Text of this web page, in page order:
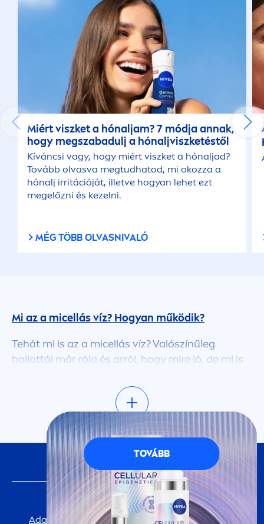
Miért viszket a hónaljam? 7 módja annak,
hogy megszabadulj a hónaljviszketéstől
Kíváncsi vagy, hogy miért viszket a hónaljad?
Tovább olvasva megtudhatod, mi okozza a
hónalj irritációját, illetve hogyan lehet ezt
megelőzni és kezelni.
MÉG TÖBB OLVASNIVALÓ
Mi az a micellás víz? Hogyan működik?
Tehát mi is az a micellás víz? Valószínűleg
hallottál már róla és arról, hogy mire jó, de mi is
minden az egyben sminklemosó termékeink
enyhe felületaktív anyagokat használnak,
amelyek csoportja micellákat képez (ebből ered a
micellás víz elnevezés). Ezek a micellacsoportok
ezután mágnesként működve kivonják a
szennyeződéseket és olajat a bőrből. Ha
MicellAIR termékeinket pamutkoronggal együtt
használod, a micellák a pamuthoz tapadnak, és
megtisztítják a bőrt az olyan mindennapi irritáló
FONTOS INFORMÁCIÓ
Adatvédelmi Tájékoztató Cookie-beállítások
KÖVESS MINKET
TOVÁBB